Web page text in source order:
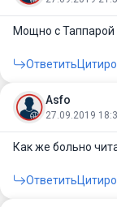
Мощно с Таппарой
Ответить
Asfo
27.09.2019
Как же больно
Ответить